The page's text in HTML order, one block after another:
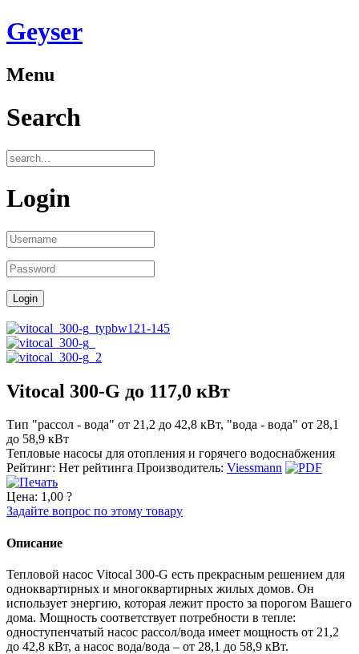
Geyser
Menu
Search
Login
Vitocal 300-G до 117,0 кВт
Тип "рассол - вода" от 21,2 до 42,8 кВт, "вода - вода" от 28,1
до 58,9 кВт
Тепловые насосы для отопления и горячего водоснабжения
Рейтинг: Нет рейтинга Производитель: Viessmann
Цена: 1,00 ?
Задайте вопрос по этому товару
Описание
Тепловой насос Vitocal 300-G есть прекрасным решением для
одноквартирных и многоквартирных жилых домов. Он
использует энергию, которая лежит просто за порогом Вашего
дома. Мощность соответствует потребности в тепле:
одноступенчатый насос рассол/вода имеет мощность от 21,2
до 42,8 кВт, а насос вода/вода – от 28,1 до 58,9 кВт.